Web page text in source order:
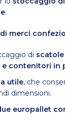
.
merci
di
e contenitori in
utile, che
dimensioni.
europallet